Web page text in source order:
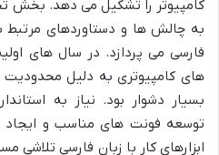
کامپیوتر را تشکیل می دهد. بخش
به چالش ها و دستاوردهای مرتبط
فارسی می پردازد. در سال های
های کامپیوتری به دلیل محدودیت
بسیار دشوار بود. نیاز به
توسعه فونت های مناسب و ایجاد
ابزارهای کار با زبان فارسی